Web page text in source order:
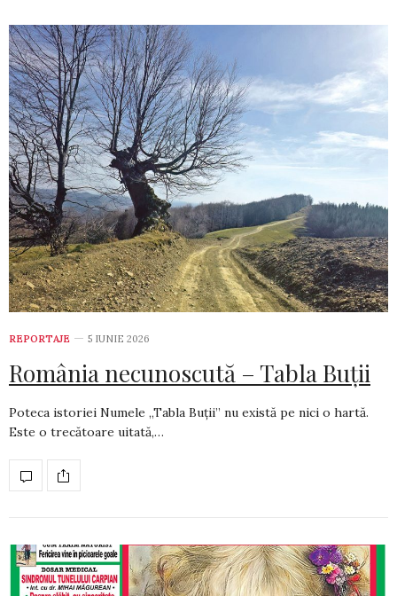
REPORTAJE 5 IUNIE 2026
România necunoscută – Tabla Buții
Poteca istoriei Numele „Tabla Buții” nu există pe nici o hartă.
Este o trecătoare uitată,…